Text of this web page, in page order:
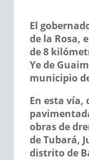
El
de la Rosa,
de 8
Ye de
municipio
En esta vía,
obras de
de Tubará,
distrito de